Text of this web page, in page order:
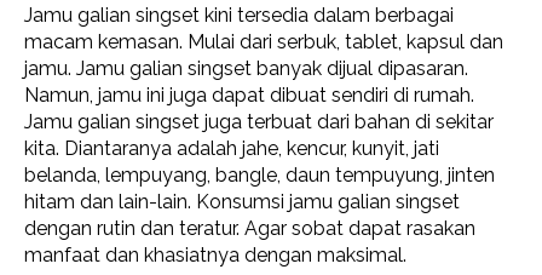
Jamu galian singset kini tersedia dalam berbagai
macam kemasan. Mulai dari serbuk, tablet, kapsul dan
jamu. Jamu galian singset banyak dijual dipasaran.
Namun, jamu ini juga dapat dibuat sendiri di rumah.
Jamu galian singset juga terbuat dari bahan di sekitar
kita. Diantaranya adalah jahe, kencur, kunyit, jati
belanda, lempuyang, bangle, daun tempuyung, jinten
hitam dan lain-lain. Konsumsi jamu galian singset
dengan rutin dan teratur. Agar sobat dapat rasakan
manfaat dan khasiatnya dengan maksimal.